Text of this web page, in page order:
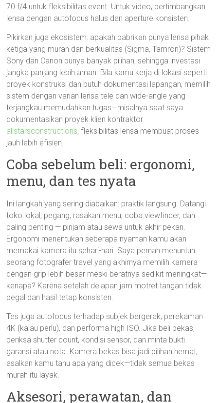
70 f/4 untuk fleksibilitas event. Untuk video, pertimbangkan
lensa dengan autofocus halus dan aperture konsisten.
Pikirkan juga ekosistem: apakah pabrikan punya lensa pihak
ketiga yang murah dan berkualitas (Sigma, Tamron)? Sistem
Sony dan Canon punya banyak pilihan, sehingga investasi
jangka panjang lebih aman. Bila kamu kerja di lokasi seperti
proyek konstruksi dan butuh dokumentasi lapangan, memilih
sistem dengan varian lensa tele dan wide-angle yang
terjangkau memudahkan tugas—misalnya saat saya
dokumentasikan proyek klien kontraktor
allstarsconstructions, fleksibilitas lensa membuat proses
jauh lebih efisien.
Coba sebelum beli: ergonomi,
menu, dan tes nyata
Ini langkah yang sering diabaikan: praktik langsung. Datangi
toko lokal, pegang, rasakan menu, coba viewfinder, dan
paling penting — pinjam atau sewa untuk akhir pekan.
Ergonomi menentukan seberapa nyaman kamu akan
memakai kamera itu sehari-hari. Saya pernah menuntun
seorang fotografer travel yang akhirnya memilih kamera
dengan grip lebih besar meski beratnya sedikit meningkat—
kenapa? Karena setelah delapan jam motret tangan tidak
pegal dan hasil tetap konsisten.
Tes juga autofocus terhadap subjek bergerak, perekaman
4K (kalau perlu), dan performa high ISO. Jika beli bekas,
periksa shutter count, kondisi sensor, dan minta bukti
garansi atau nota. Kamera bekas bisa jadi pilihan hemat,
asalkan kamu tahu apa yang dicek—tidak semua bekas
murah itu layak.
Aksesori, perawatan, dan